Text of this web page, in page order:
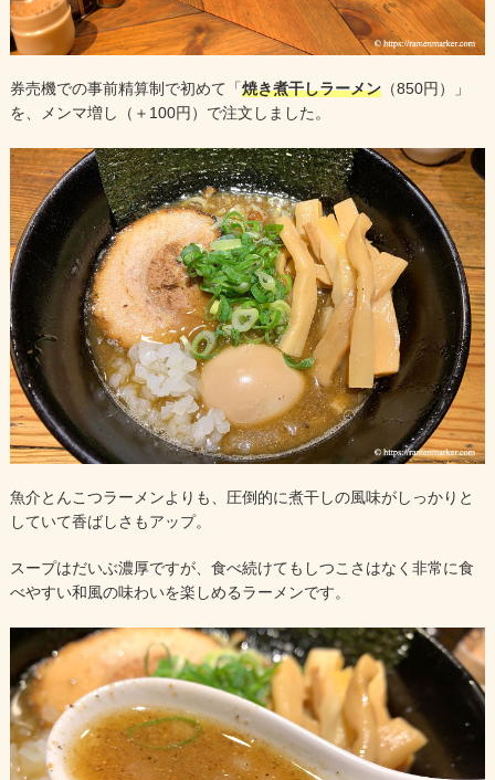
券売機での事前精算制で初めて「 焼き煮干しラーメン（850円）」
を、メンマ増し（＋100円）で注文しました。
魚介とんこつラーメンよりも、圧倒的に煮干しの風味がしっかりと
していて香ばしさもアップ。
スープはだいぶ濃厚ですが、食べ続けてもしつこさはなく非常に食
べやすい和風の味わいを楽しめるラーメンです。